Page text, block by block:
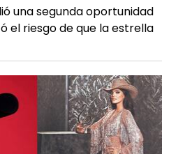
una segunda oportunidad
el riesgo de que la estrella